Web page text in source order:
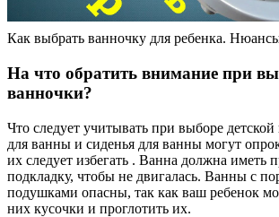
Как выбрать ванночку для ребенка.
На что обратить внимание при
ванночки?
Что следует учитывать при выборе
для ванны и сиденья для ванны могут
их следует избегать . Ванна должна иметь
подкладку, чтобы не двигалась. Ванны с
подушками опасны, так как ваш ребенок
них кусочки и проглотить их.